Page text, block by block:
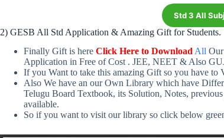
Std 3 All
2) GESB All Std Application & Amazing Gift for Students.
Finally Gift is here Click Here to Download All
Application in Free of Cost . JEE, NEET & Also
If you Want to take this amazing Gift so you have
Also We have an our Own Library which have
Telugu Board Textbook, its Solution, Notes,
available.
So if you want to visit our library so click below